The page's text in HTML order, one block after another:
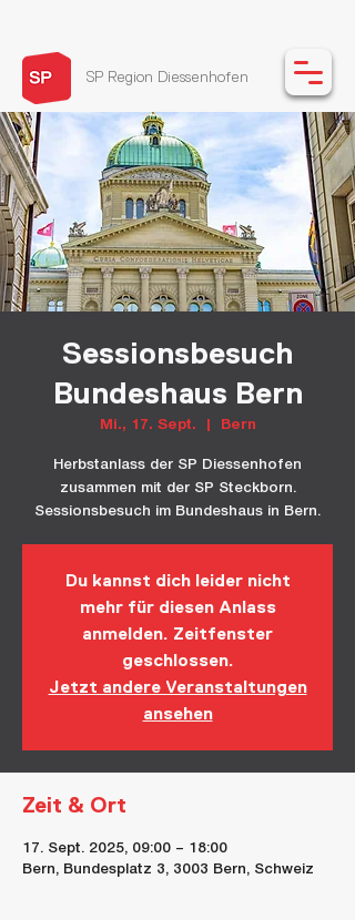
SP Region Diessenhofen
Sessionsbesuch
Bundeshaus Bern
Mi., 17. Sept.
  |
Bern
Herbstanlass der SP Diessenhofen
zusammen mit der SP Steckborn.
Sessionsbesuch im Bundeshaus in Bern.
Du kannst dich leider nicht
mehr für diesen Anlass
anmelden. Zeitfenster
geschlossen.
Jetzt andere Veranstaltungen
ansehen
Zeit & Ort
17. Sept. 2025, 09:00 – 18:00
Bern, Bundesplatz 3, 3003 Bern, Schweiz